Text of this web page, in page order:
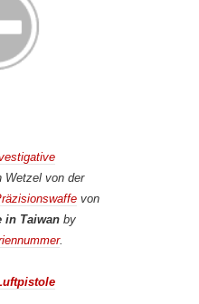
Wetzel von der
von
in Taiwan by
.